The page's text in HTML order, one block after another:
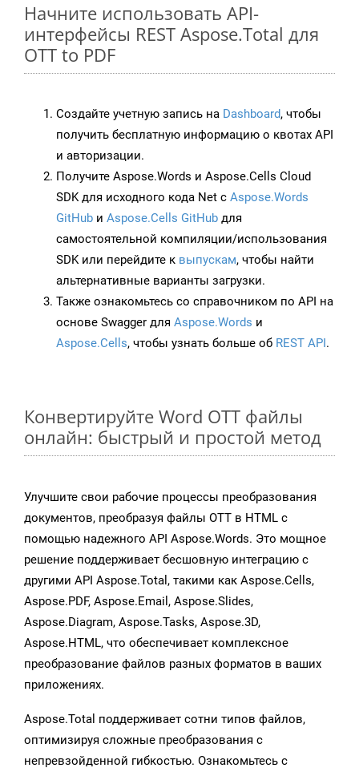
Начните использовать API-
интерфейсы REST Aspose.Total для
OTT to PDF
Создайте учетную запись на Dashboard, чтобы
получить бесплатную информацию о квотах API
и авторизации.
Получите Aspose.Words и Aspose.Cells Cloud
SDK для исходного кода Net с Aspose.Words
GitHub и Aspose.Cells GitHub для
самостоятельной компиляции/использования
SDK или перейдите к выпускам, чтобы найти
альтернативные варианты загрузки.
Также ознакомьтесь со справочником по API на
основе Swagger для Aspose.Words и
Aspose.Cells, чтобы узнать больше об REST API.
Конвертируйте Word OTT файлы
онлайн: быстрый и простой метод
Улучшите свои рабочие процессы преобразования
документов, преобразуя файлы OTT в HTML с
помощью надежного API Aspose.Words. Это мощное
решение поддерживает бесшовную интеграцию с
другими API Aspose.Total, такими как Aspose.Cells,
Aspose.PDF, Aspose.Email, Aspose.Slides,
Aspose.Diagram, Aspose.Tasks, Aspose.3D,
Aspose.HTML, что обеспечивает комплексное
преобразование файлов разных форматов в ваших
приложениях.
Aspose.Total поддерживает сотни типов файлов,
оптимизируя сложные преобразования с
непревзойденной гибкостью. Ознакомьтесь с